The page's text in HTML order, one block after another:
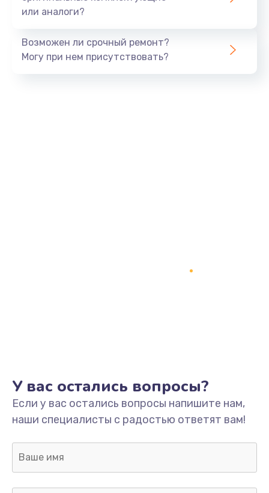
Тюнинг динамиков
Модернизация
2100 руб.
2000 руб.
или аналоги?
Возможен ли срочный ремонт?
Могу при нем присутствовать?
У вас остались вопросы?
Если у вас остались вопросы напишите нам,
наши специалисты с радостью ответят вам!